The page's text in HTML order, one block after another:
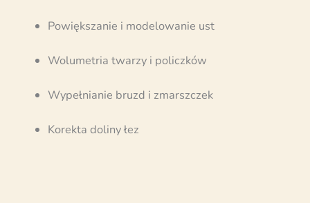
Powiększanie i modelowanie ust
Wolumetria twarzy i policzków
Wypełnianie bruzd i zmarszczek
Korekta doliny łez